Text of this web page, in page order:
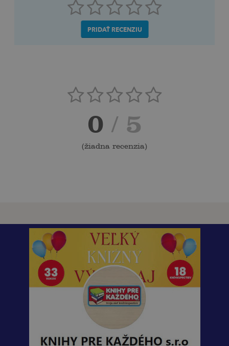
PRIDAŤ RECENZIU
0 / 5
(žiadna recenzia)